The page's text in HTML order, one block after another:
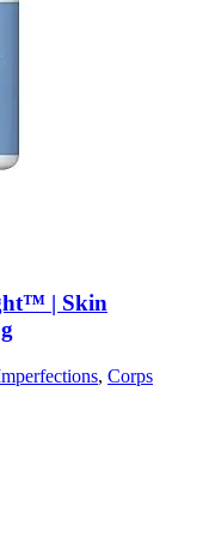
| Skin
, Corps